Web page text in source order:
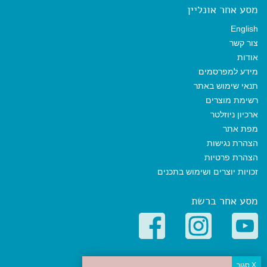
מסע אחר אונליין
English
צור קשר
אודות
מידע למפרסמים
תנאי שימוש באתר
רשימת מוצרים
ארכיון ניוזלטר
מפת אתר
הצהרת נגישות
הצהרת פרטיות
זכויות יוצרים ושימוש בתכנים
מסע אחר ברשת
קטגוריות פופולריות